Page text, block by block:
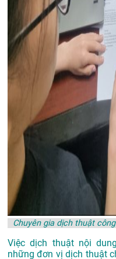
Chuyên gia dịch thuật
Việc dịch thuật nội
những đơn vị dịch thuật